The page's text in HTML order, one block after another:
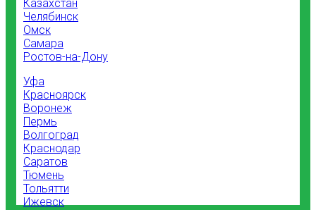
Казахстан
Челябинск
Омск
Самара
Ростов-на-Дону
Уфа
Красноярск
Воронеж
Пермь
Волгоград
Краснодар
Саратов
Тюмень
Тольятти
Ижевск